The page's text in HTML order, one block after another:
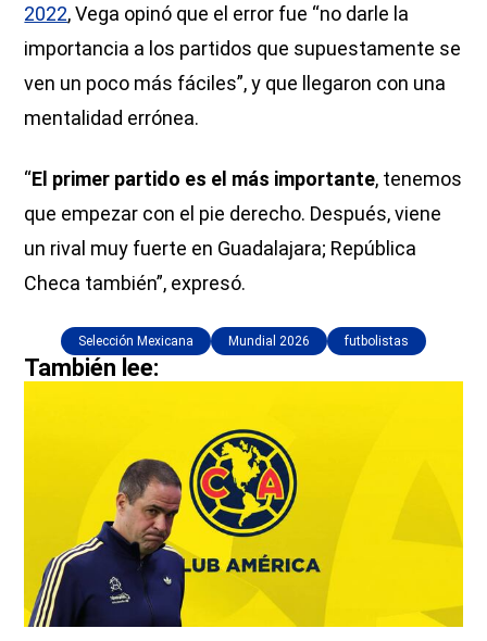
2022, Vega opinó que el error fue “no darle la
importancia a los partidos que supuestamente se
ven un poco más fáciles”, y que llegaron con una
mentalidad errónea.
“El primer partido es el más importante, tenemos
que empezar con el pie derecho. Después, viene
un rival muy fuerte en Guadalajara; República
Checa también”, expresó.
Selección Mexicana Mundial 2026 futbolistas
También lee: